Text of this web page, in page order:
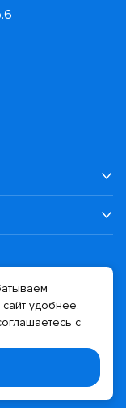
сайта
удобнее.
с